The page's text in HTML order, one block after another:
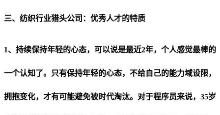
三、纺织行业猎头公司：优秀人才的特质
1、持续保持年轻的心态，可以说是最近2年，个人感觉最棒的
一个认知了。只有保持年轻的心态，不给自己的能力域设限，
拥抱变化，才有可能避免被时代淘汰。对于程序员来说，35岁